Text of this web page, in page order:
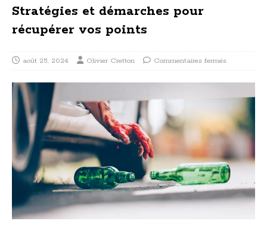
Stratégies et démarches pour
récupérer vos points
août 25, 2024 Olivier Cretton Commentaires fermés